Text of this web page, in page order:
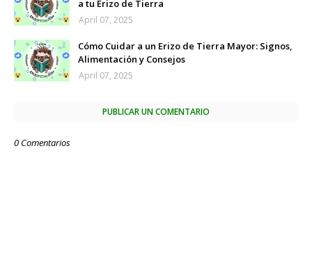
a tu Erizo de Tierra
April 07, 2025
Cómo Cuidar a un Erizo de Tierra Mayor: Signos,
Alimentación y Consejos
April 07, 2025
PUBLICAR UN COMENTARIO
0 Comentarios